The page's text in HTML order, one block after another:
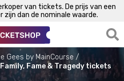
van tickets. De prijs van een
dan de nominale waarde.
Gees by MainCourse
Fame & Tragedy tickets